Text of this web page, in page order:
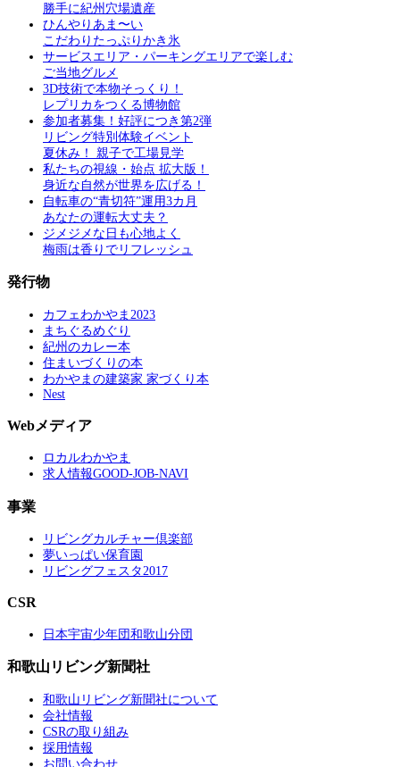
勝手に紀州穴場遺産
ひんやりあま〜い
こだわりたっぷりかき氷
サービスエリア・パーキングエリアで楽しむ
ご当地グルメ
3D技術で本物そっくり！
レプリカをつくる博物館
参加者募集！好評につき第2弾
リビング特別体験イベント
夏休み！ 親子で工場見学
私たちの視線・始点 拡大版！
身近な自然が世界を広げる！
自転車の“青切符”運用3カ月
あなたの運転大丈夫？
ジメジメな日も心地よく
梅雨は香りでリフレッシュ
発行物
カフェわかやま2023
まちぐるめぐり
紀州のカレー本
住まいづくりの本
わかやまの建築家 家づくり本
Nest
Webメディア
ロカルわかやま
求人情報GOOD-JOB-NAVI
事業
リビングカルチャー倶楽部
夢いっぱい保育園
リビングフェスタ2017
CSR
日本宇宙少年団和歌山分団
和歌山リビング新聞社
和歌山リビング新聞社について
会社情報
CSRの取り組み
採用情報
お問い合わせ